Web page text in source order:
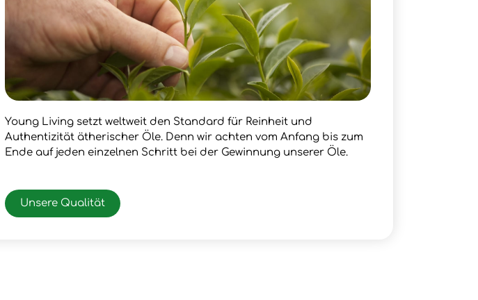
Young Living setzt weltweit den Standard für Reinheit und
Authentizität ätherischer Öle. Denn wir achten vom Anfang bis zum
Ende auf jeden einzelnen Schritt bei der Gewinnung unserer Öle.
Unsere Qualität